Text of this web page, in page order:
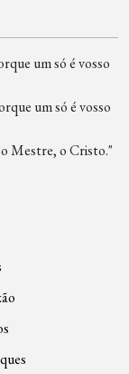
um só é vosso
um só é vosso
Mestre, o Cristo."